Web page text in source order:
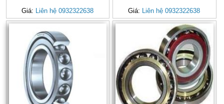
Giá: Liên hệ 0932322638 Giá: Liên hệ 0932322638